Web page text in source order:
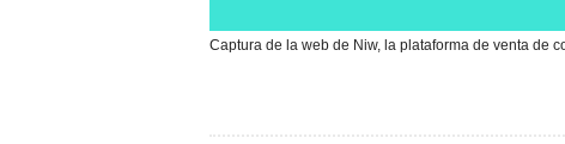
Captura de la web de Niw, la plataforma de venta de